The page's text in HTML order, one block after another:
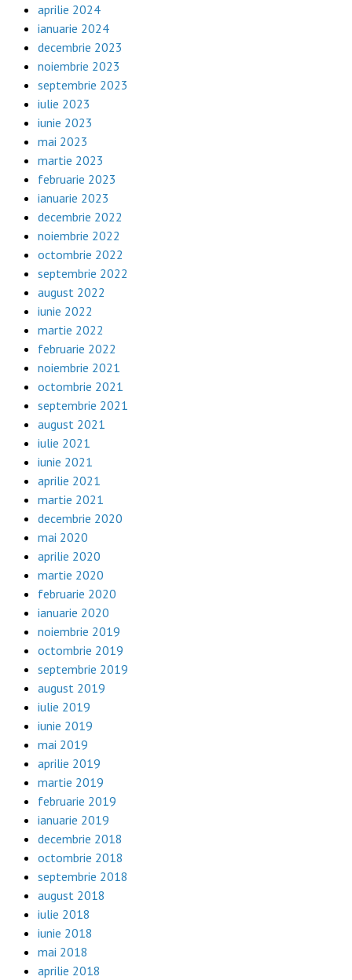
aprilie 2024
ianuarie 2024
decembrie 2023
noiembrie 2023
septembrie 2023
iulie 2023
iunie 2023
mai 2023
martie 2023
februarie 2023
ianuarie 2023
decembrie 2022
noiembrie 2022
octombrie 2022
septembrie 2022
august 2022
iunie 2022
martie 2022
februarie 2022
noiembrie 2021
octombrie 2021
septembrie 2021
august 2021
iulie 2021
iunie 2021
aprilie 2021
martie 2021
decembrie 2020
mai 2020
aprilie 2020
martie 2020
februarie 2020
ianuarie 2020
noiembrie 2019
octombrie 2019
septembrie 2019
august 2019
iulie 2019
iunie 2019
mai 2019
aprilie 2019
martie 2019
februarie 2019
ianuarie 2019
decembrie 2018
octombrie 2018
septembrie 2018
august 2018
iulie 2018
iunie 2018
mai 2018
aprilie 2018